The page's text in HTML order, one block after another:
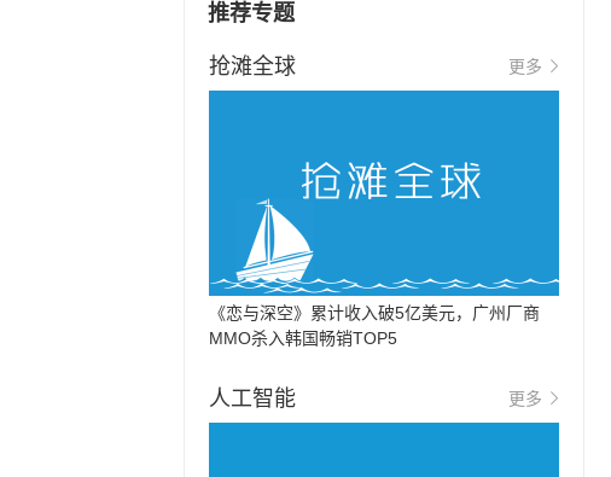
推荐专题
抢滩全球 更多
《恋与深空》累计收入破5亿美元，广州厂商
MMO杀入韩国畅销TOP5
人工智能 更多